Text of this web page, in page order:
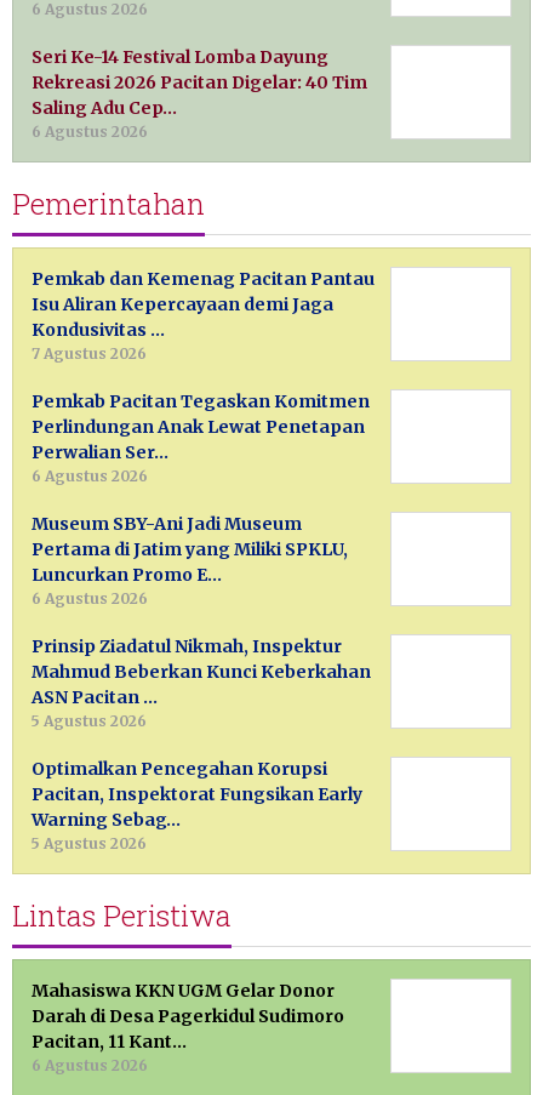
6 Agustus 2026
Seri Ke-14 Festival Lomba Dayung
Rekreasi 2026 Pacitan Digelar: 40 Tim
Saling Adu Cep…
6 Agustus 2026
Pemerintahan
Pemkab dan Kemenag Pacitan Pantau
Isu Aliran Kepercayaan demi Jaga
Kondusivitas …
7 Agustus 2026
Pemkab Pacitan Tegaskan Komitmen
Perlindungan Anak Lewat Penetapan
Perwalian Ser…
6 Agustus 2026
Museum SBY-Ani Jadi Museum
Pertama di Jatim yang Miliki SPKLU,
Luncurkan Promo E…
6 Agustus 2026
Prinsip Ziadatul Nikmah, Inspektur
Mahmud Beberkan Kunci Keberkahan
ASN Pacitan …
5 Agustus 2026
Optimalkan Pencegahan Korupsi
Pacitan, Inspektorat Fungsikan Early
Warning Sebag…
5 Agustus 2026
Lintas Peristiwa
Mahasiswa KKN UGM Gelar Donor
Darah di Desa Pagerkidul Sudimoro
Pacitan, 11 Kant…
6 Agustus 2026